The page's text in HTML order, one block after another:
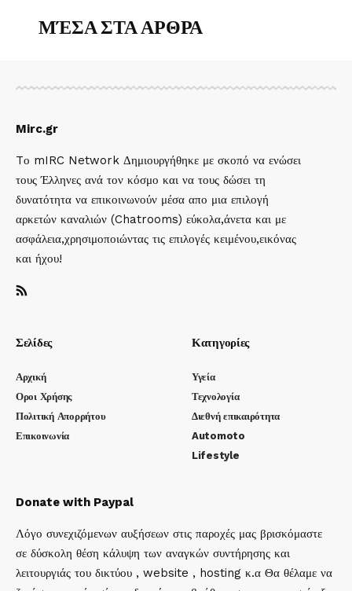
ΜΈΣΑ ΣΤΑ ΑΡΘΡΑ
Mirc.gr
Tο mIRC Network Δημιουργήθηκε με σκοπό να ενώσει
τους Έλληνες ανά τον κόσμο και να τους δώσει τη
δυνατότητα να επικοινωνούν μέσα απο μια επιλογή
αρκετών καναλιών (Chatrooms) εύκολα,άνετα και με
ασφάλεια,χρησιμοποιώντας τις επιλογές κειμένου,εικόνας
και ήχου!
Σελίδες
Αρχική
Οροι Χρήσης
Πολιτική Απορρήτου
Επικοινωνία
Κατηγορίες
Υγεία
Τεχνολογία
Διεθνή επικαιρότητα
Automoto
Lifestyle
Donate with Paypal
Λόγο συνεχιζόμενων αυξήσεων στις παροχές μας βρισκόμαστε
σε δύσκολη θέση κάλυψη των αναγκών συντήρησης και
λειτουργιάς του δικτύου , website , hosting κ.α Θα θέλαμε να